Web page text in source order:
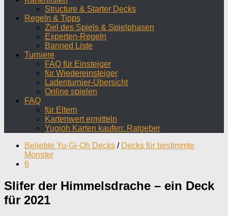
Structure & Starter Decks
Regeln & Tipps
Ziel des Spiels & Spielphasen
Experten-Regeln
Banned Liste
Turniere
FAQ für Einsteiger
für Wiedereinsteiger
Ladenturnier-Übersicht
Online spielen
FAQ
für Eltern
Kartenwert ermitteln
Yugioh Karten kaufen: Ratgeber
Beliebte Yu-Gi-Oh Decks / Decks für bestimmte
Monster
6
Slifer der Himmelsdrache – ein Deck
für 2021